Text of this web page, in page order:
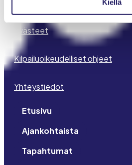
Kiellä
Evästeet
Kilpailuoikeudelliset ohjeet
Yhteystiedot
Etusivu
Ajankohtaista
Tapahtumat